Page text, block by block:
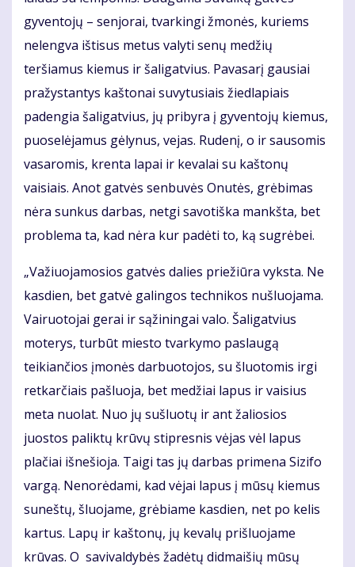
gyventojų – senjorai, tvarkingi žmonės, kuriems
nelengva ištisus metus valyti senų medžių
teršiamus kiemus ir šaligatvius. Pavasarį gausiai
pražystantys kaštonai suvytusiais žiedlapiais
padengia šaligatvius, jų pribyra į gyventojų kiemus,
puoselėjamus gėlynus, vejas. Rudenį, o ir sausomis
vasaromis, krenta lapai ir kevalai su kaštonų
vaisiais. Anot gatvės senbuvės Onutės, grėbimas
nėra sunkus darbas, netgi savotiška mankšta, bet
problema ta, kad nėra kur padėti to, ką sugrėbei.
„Važiuojamosios gatvės dalies priežiūra vyksta. Ne
kasdien, bet gatvė galingos technikos nušluojama.
Vairuotojai gerai ir sąžiningai valo. Šaligatvius
moterys, turbūt miesto tvarkymo paslaugą
teikiančios įmonės darbuotojos, su šluotomis irgi
retkarčiais pašluoja, bet medžiai lapus ir vaisius
meta nuolat. Nuo jų sušluotų ir ant žaliosios
juostos paliktų krūvų stipresnis vėjas vėl lapus
plačiai išnešioja. Taigi tas jų darbas primena Sizifo
vargą. Nenorėdami, kad vėjai lapus į mūsų kiemus
suneštų, šluojame, grėbiame kasdien, net po kelis
kartus. Lapų ir kaštonų, jų kevalų prišluojame
krūvas. O savivaldybės žadėtų didmaišių mūsų